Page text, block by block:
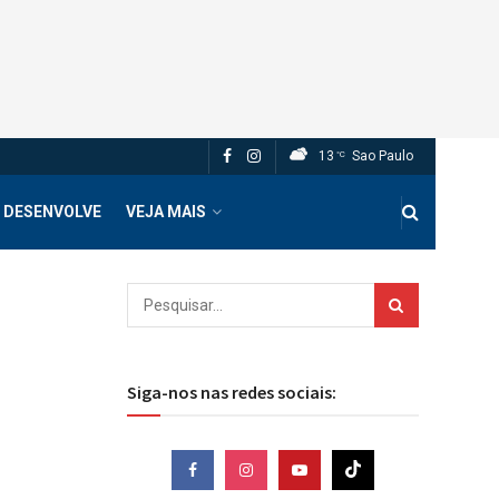
13 °C Sao Paulo
VEJA MAIS
Siga-nos nas redes sociais: